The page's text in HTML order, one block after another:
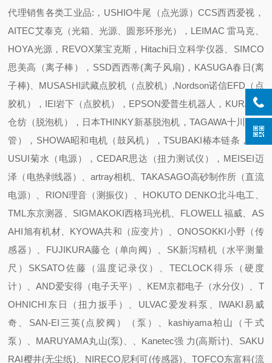
代理销售各类工业品:，USHIO牛尾（点光源）CCS西西爱视，
AITEC艾泰克（光箱、光源、圆形环形光），LEIMAC 雷马克、
HOYA光源，REVOX莱宝克斯，Hitachi日立科学仪器、SIMCO
思美高（离子棒），SSD西西蒂(离子风扇)，KASUGA春日(离
子棒)、MUSASHI武藏点胶机（点胶机）,Nordson诺信EFD（点
胶机），IEI岩下（点胶机），EPSON爱普生机器人，KURABO
仓纺（脱泡机），日本THINKY新基脱泡机，TAGAWA十川（软
管），SHOWA昭和电机（鼓风机），TSUBAKI椿本链条，KIK
USUI菊水（电源），CEDAR思达（扭力测试仪），MEISEI迈
泽（电热剥线器）、artray相机、TAKASAGO高砂制作所（直流
电源）、RION理音（测振仪）、HOKUTO DENKO北斗电工、
TML东京测器、SIGMAKOKI西格玛光机、FLOWELL 福威、AS
AHI旭有机材、KYOWA共和（应变片）、ONOSOKKI小野（传
感器）、FUJIKURA藤仓（单向阀）、SK新泻精机（水平测量
尺）SKSATO佐藤（温度记录仪）、TECLOCK得乐（硬度
计）、AND爱安得（电子天平）、KEM京都电子（水分仪）、T
OHNICHI东日（扭力扳手）、ULVAC爱发科泵、IWAKI易威
奇、SAN-EI三英(点胶阀）（泵）、kashiyama柏山（干式
泵）、MARUYAMA丸山(泵)、、Kanetec强 力(高斯计)、SAKU
RAI樱井(无尘纸)、NIRECO尼利可(传感器)、TOFCO东富科(流